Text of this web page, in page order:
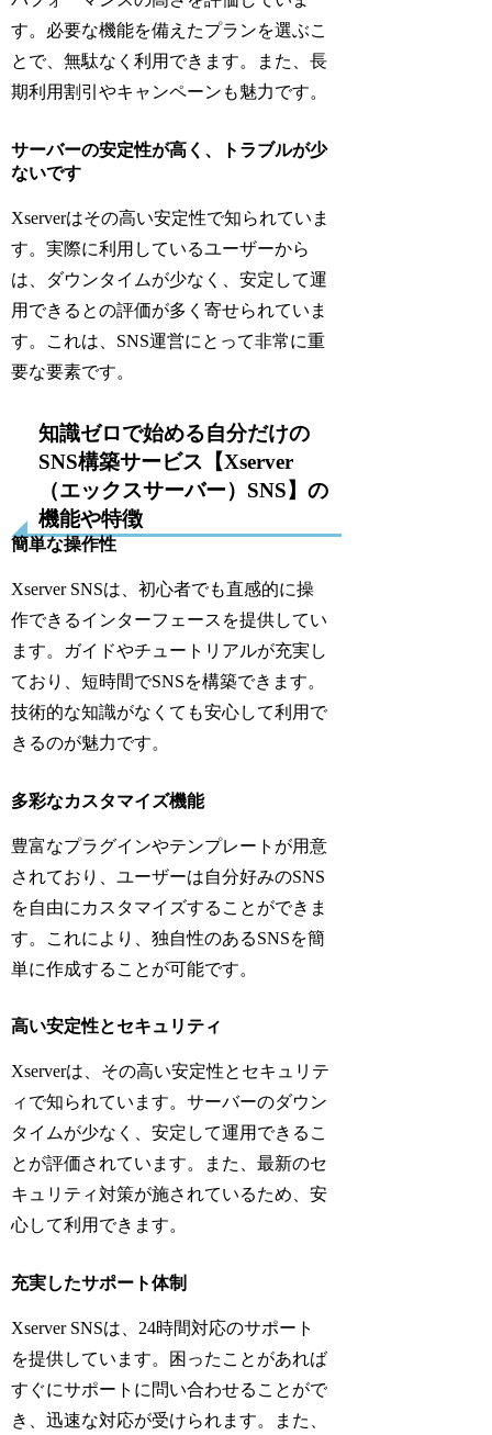
す。必要な機能を備えたプランを選ぶこ
とで、無駄なく利用できます。また、長
期利用割引やキャンペーンも魅力です。
サーバーの安定性が高く、トラブルが少
ないです
Xserverはその高い安定性で知られていま
す。実際に利用しているユーザーから
は、ダウンタイムが少なく、安定して運
用できるとの評価が多く寄せられていま
す。これは、SNS運営にとって非常に重
要な要素です。
知識ゼロで始める自分だけの
SNS構築サービス【Xserver
（エックスサーバー）SNS】の
機能や特徴
簡単な操作性
Xserver SNSは、初心者でも直感的に操
作できるインターフェースを提供してい
ます。ガイドやチュートリアルが充実し
ており、短時間でSNSを構築できます。
技術的な知識がなくても安心して利用で
きるのが魅力です。
多彩なカスタマイズ機能
豊富なプラグインやテンプレートが用意
されており、ユーザーは自分好みのSNS
を自由にカスタマイズすることができま
す。これにより、独自性のあるSNSを簡
単に作成することが可能です。
高い安定性とセキュリティ
Xserverは、その高い安定性とセキュリテ
ィで知られています。サーバーのダウン
タイムが少なく、安定して運用できるこ
とが評価されています。また、最新のセ
キュリティ対策が施されているため、安
心して利用できます。
充実したサポート体制
Xserver SNSは、24時間対応のサポート
を提供しています。困ったことがあれば
すぐにサポートに問い合わせることがで
き、迅速な対応が受けられます。また、